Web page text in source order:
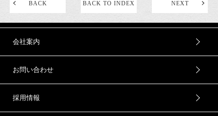
BACK BACK TO INDEX NEXT
会社案内
お問い合わせ
採用情報